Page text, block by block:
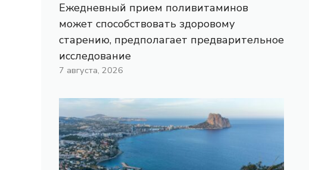
Ежедневный прием поливитаминов
может способствовать здоровому
старению, предполагает предварительное
исследование
7 августа, 2026